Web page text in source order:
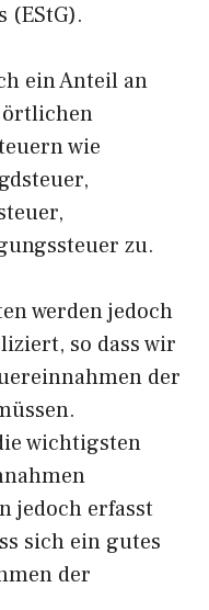
(EStG).
ein Anteil an
örtlichen
wie
zu.
werden jedoch
so dass wir
der
wichtigsten
jedoch erfasst
sich ein gutes
der